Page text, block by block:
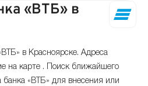
«ВТБ» в
в Красноярске. Адреса
на карте . Поиск ближайшего
банка «ВТБ» для внесения или